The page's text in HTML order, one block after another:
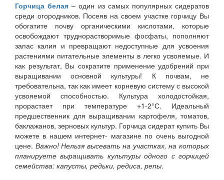
Горчица белая – один из самых популярных сидератов
среди огородников. Посеяв на своем участке горчицу Вы
обогатите почву органическими кислотами, которые
освобождают труднорастворимые фосфаты, пополняют
запас калия и превращают недоступные для усвоения
растениями питательные элементы в легко усвояемые. И
как результат, Вы сократите применение удобрений при
выращивании основной культуры! К почвам, не
требовательна, так как имеет корневую систему с высокой
усвояемой способностью. Культура холодостойкая,
прорастает при температуре +1-2°С. Идеальный
предшественник для выращивании картофеля, томатов,
баклажанов, зерновых культур. Горчица сидерат купить Вы
можете в нашем интернет- магазине по очень выгодной
цене. Важно! Нельзя высевать на участках, на которых
планируете выращивать культуры одного с горчицей
семейства: капусты, редьки, редиса, репы.